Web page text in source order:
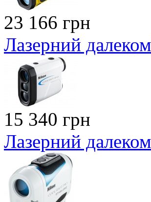
23 166 грн
Лазерний
15 340 грн
Лазерний